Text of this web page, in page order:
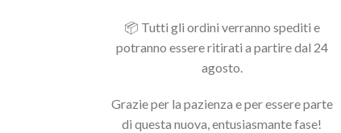
📦 Tutti gli ordini verranno spediti e
potranno essere ritirati a partire dal 24
agosto.
Grazie per la pazienza e per essere parte
di questa nuova, entusiasmante fase!